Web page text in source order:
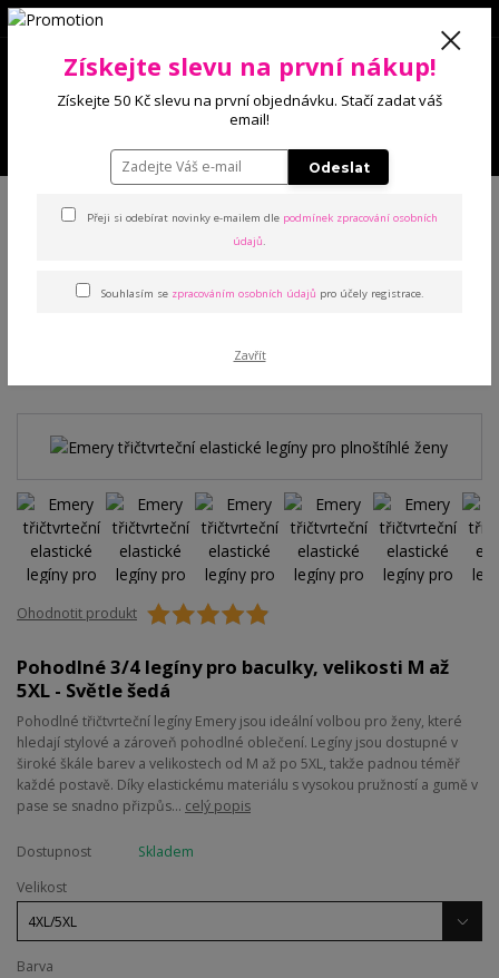
0 Kč
plnoštíhlé ženy
Emery třičtvrteční elastické
Ohodnotit produkt
Pohodlné 3/4 legíny pro baculky, velikosti M až
5XL - Světle šedá
Pohodlné třičtvrteční legíny Emery jsou ideální volbou pro ženy, které
hledají stylové a zároveň pohodlné oblečení. Legíny jsou dostupné v
široké škále barev a velikostech od M až po 5XL, takže padnou téměř
každé postavě. Díky elastickému materiálu s vysokou pružností a gumě v
pase se snadno přizpůs... celý popis
Dostupnost
Skladem
Velikost
Barva
Získejte slevu na první nákup!
Získejte 50 Kč slevu na první objednávku. Stačí zadat váš
email!
Odeslat
Přeji si odebírat novinky e-mailem dle podmínek zpracování osobních
údajů.
Souhlasím se zpracováním osobních údajů pro účely registrace.
Zavřít